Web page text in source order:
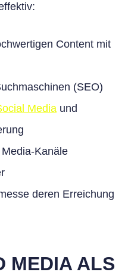
Content mit
(SEO)
Media und
Kanäle
deren Erreichung
MEDIA ALS